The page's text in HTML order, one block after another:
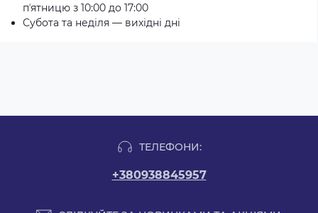
пʼятницю з 10:00 до 17:00
Субота та неділя — вихідні дні
ТЕЛЕФОНИ:
+380938845957